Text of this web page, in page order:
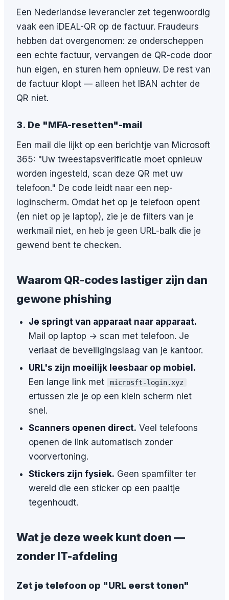
Een Nederlandse leverancier zet tegenwoordig
vaak een iDEAL-QR op de factuur. Fraudeurs
hebben dat overgenomen: ze onderscheppen
een echte factuur, vervangen de QR-code door
hun eigen, en sturen hem opnieuw. De rest van
de factuur klopt — alleen het IBAN achter de
QR niet.
3. De "MFA-resetten"-mail
Een mail die lijkt op een berichtje van Microsoft
365: "Uw tweestapsverificatie moet opnieuw
worden ingesteld, scan deze QR met uw
telefoon." De code leidt naar een nep-
loginscherm. Omdat het op je telefoon opent
(en niet op je laptop), zie je de filters van je
werkmail niet, en heb je geen URL-balk die je
gewend bent te checken.
Waarom QR-codes lastiger zijn dan
gewone phishing
Je springt van apparaat naar apparaat.
Mail op laptop → scan met telefoon. Je
verlaat de beveiligingslaag van je kantoor.
URL's zijn moeilijk leesbaar op mobiel.
Een lange link met
microsft-login.xyz
ertussen zie je op een klein scherm niet
snel.
Scanners openen direct. Veel telefoons
openen de link automatisch zonder
voorvertoning.
Stickers zijn fysiek. Geen spamfilter ter
wereld die een sticker op een paaltje
tegenhoudt.
Wat je deze week kunt doen —
zonder IT-afdeling
Zet je telefoon op "URL eerst tonen"